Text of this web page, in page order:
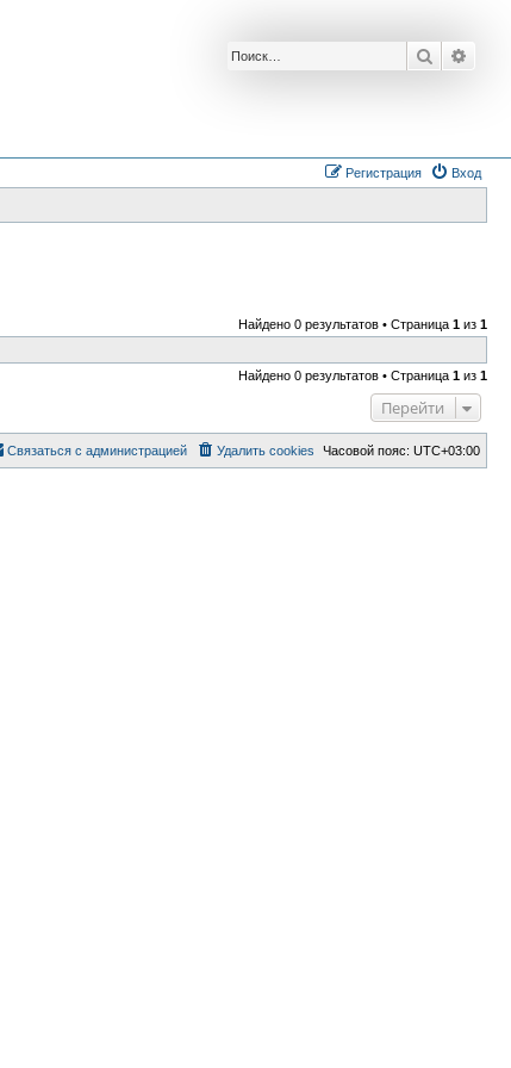
Поиск
Вход
Регистрация
Найдено 0 результатов • Страница 1 из 1
Найдено 0 результатов • Страница 1 из 1
Перейти
Часовой пояс: UTC+03:00
Удалить cookies
Связаться с администрацией